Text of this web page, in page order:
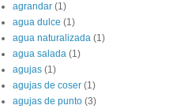
agrandar (1)
agua dulce (1)
agua naturalizada (1)
agua salada (1)
agujas (1)
agujas de coser (1)
agujas de punto (3)